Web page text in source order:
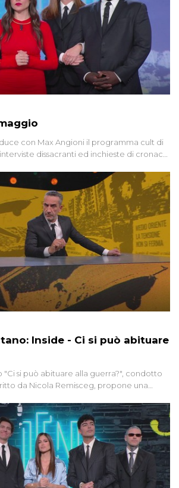
con Max Angioni il programma cult di
dissacranti ed inchieste di cronaca
Inside - Ci si può abituare
"Ci si può abituare alla guerra?", condotto
da Nicola Remisceg, propone una
la guerra sia diventata una realtà pervasiva.
direttamente coinvolta in conflitti armati, il
impossibile considerarla un fenomeno